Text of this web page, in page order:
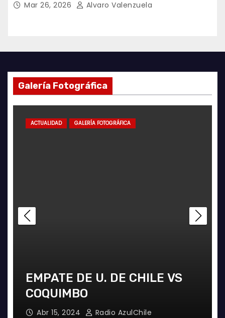
Mar 26, 2026 Alvaro Valenzuela
Galería Fotográfica
ACTUALIDAD GALERÍA FOTOGRÁFICA
EMPATE DE U. DE CHILE VS
COQUIMBO
Abr 15, 2024 Radio AzulChile